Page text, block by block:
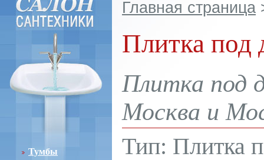
Тумбы
Главная страница
Плитка под
Плитка под
Москва и
Тип: Плитка